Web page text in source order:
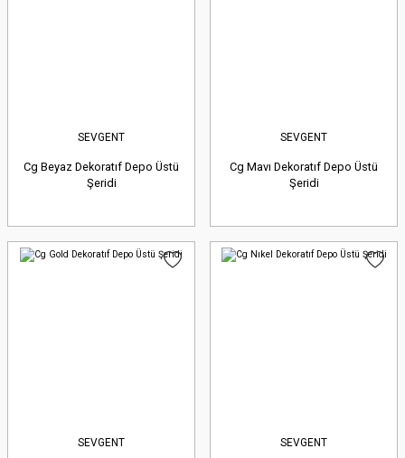
SEVGENT
Cg Beyaz Dekoratıf Depo Üstü
Şeridi
SEVGENT
Cg Mavı Dekoratıf Depo Üstü
Şeridi
SEVGENT SEVGENT